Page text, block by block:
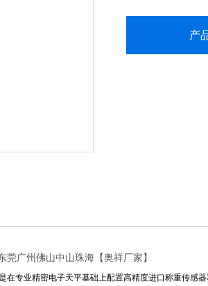
产
莞广州佛山中山珠海【奥祥厂家】
在专业精密电子天平基础上配置高精度进口称重传感